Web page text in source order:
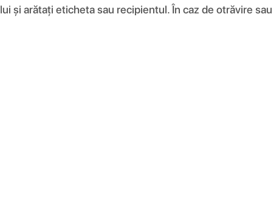
și arătați eticheta sau recipientul. În caz de otrăvire sau